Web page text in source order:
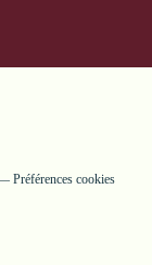
Préférences cookies